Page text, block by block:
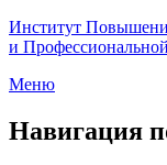
Институт
и
Меню
Навигация